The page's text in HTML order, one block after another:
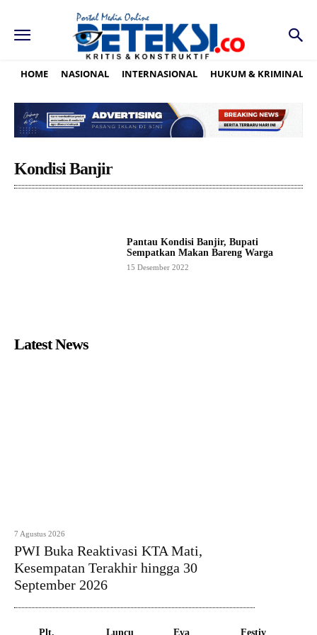
HOME NASIONAL INTERNASIONAL HUKUM & KRIMINAL
Kondisi Banjir
Pantau Kondisi Banjir, Bupati
Sempatkan Makan Bareng Warga
15 Desember 2022
Latest News
7 Agustus 2026
PWI Buka Reaktivasi KTA Mati,
Kesempatan Terakhir hingga 30
September 2026
Plt.
Luncu
Eva
Festiv